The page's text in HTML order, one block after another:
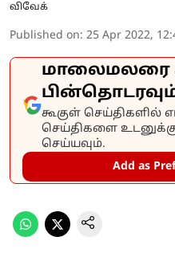
விவேக்
Published on: 25 Apr 2022,
மாலைமலரை
கூகுள் செய்திகளில்
செய்திகளை
செய்யவும்.
Add as